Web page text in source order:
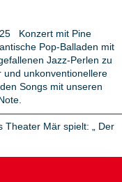
Konzert mit Pine
Pop-Balladen mit
Jazz-Perlen zu
und unkonventionellere
Songs mit unseren
Theater Mär spielt: „ Der